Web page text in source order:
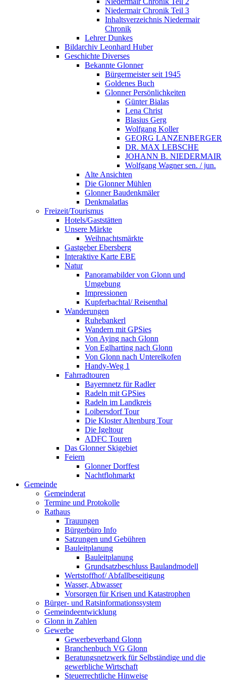
Niedermair Chronik Teil 3
Inhaltsverzeichnis Niedermair
Chronik
Lehrer Dunkes
Bildarchiv Leonhard Huber
Geschichte Diverses
Bekannte Glonner
Bürgermeister seit 1945
Goldenes Buch
Glonner Persönlichkeiten
Günter Bialas
Lena Christ
Blasius Gerg
Wolfgang Koller
GEORG LANZENBERGER
DR. MAX LEBSCHE
JOHANN B. NIEDERMAIR
Wolfgang Wagner sen. / jun.
Alte Ansichten
Die Glonner Mühlen
Glonner Baudenkmäler
Denkmalatlas
Freizeit/Tourismus
Hotels/Gaststätten
Unsere Märkte
Weihnachtsmärkte
Gastgeber Ebersberg
Interaktive Karte EBE
Natur
Panoramabilder von Glonn und
Umgebung
Impressionen
Kupferbachtal/ Reisenthal
Wanderungen
Ruhebankerl
Wandern mit GPSies
Von Aying nach Glonn
Von Eglharting nach Glonn
Von Glonn nach Unterelkofen
Handy-Weg 1
Fahrradtouren
Bayernnetz für Radler
Radeln mit GPSies
Radeln im Landkreis
Loibersdorf Tour
Die Kloster Altenburg Tour
Die Igeltour
ADFC Touren
Das Glonner Skigebiet
Feiern
Glonner Dorffest
Nachtflohmarkt
Gemeinde
Gemeinderat
Termine und Protokolle
Rathaus
Trauungen
Bürgerbüro Info
Satzungen und Gebühren
Bauleitplanung
Bauleitplanung
Grundsatzbeschluss Baulandmodell
Wertstoffhof/ Abfallbeseitigung
Wasser, Abwasser
Vorsorgen für Krisen und Katastrophen
Bürger- und Ratsinformationssystem
Gemeindeentwicklung
Glonn in Zahlen
Gewerbe
Gewerbeverband Glonn
Branchenbuch VG Glonn
Beratungsnetzwerk für Selbständige und die
gewerbliche Wirtschaft
Steuerrechtliche Hinweise